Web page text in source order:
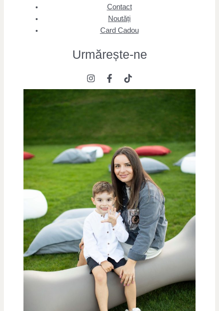
Contact
Noutăți
Card Cadou
Urmărește-ne